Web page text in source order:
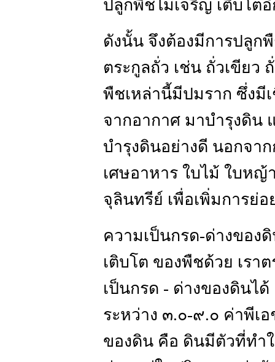
ปลูกพืชไม่เจริญ เติบโต
ดังนั้น จึงต้องมีการปลูก
ตระกูลถั่ว เช่น ถั่วเขียว
พืชเหล่านี้มีปมราก ซึ่งมี
จากอากาศ มาบำรุงดิน
บำรุงดินอย่างดี นอกจา
เศษอาหาร ใบไม้ ใบห
จุลินทรีย์ เพื่อเพิ่มการย่
ความเป็นกรด-ด่างของ
เติบโต ของพืชด้วย เรา
เป็นกรด - ด่างของดินไ
ระหว่าง ๓.๐-๙.๐ ค่าพีเ
ของดิน คือ ดินมีตัวที่ทำ